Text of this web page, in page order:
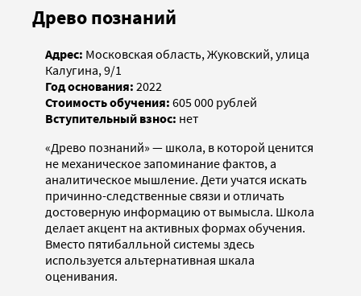
Древо познаний
Адрес: Московская область, Жуковский, улица
Калугина, 9/1
Год основания: 2022
Стоимость обучения: 605 000 рублей
Вступительный взнос: нет
«Древо познаний» — школа, в которой ценится
не механическое запоминание фактов, а
аналитическое мышление. Дети учатся искать
причинно-следственные связи и отличать
достоверную информацию от вымысла. Школа
делает акцент на активных формах обучения.
Вместо пятибалльной системы здесь
используется альтернативная шкала
оценивания.